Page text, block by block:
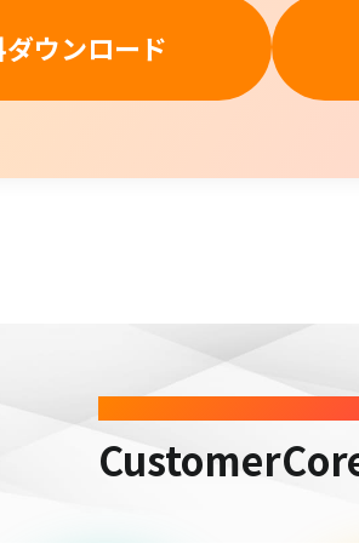
ウンロード
SERVICE